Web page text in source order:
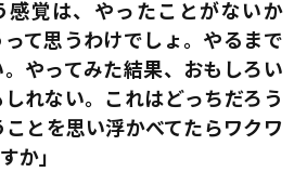
感覚は、やったことがないか
て思うわけでしょ。やるまで
やってみた結果、おもしろい
れない。これはどっちだろう
とを思い浮かべてたらワクワ
か」